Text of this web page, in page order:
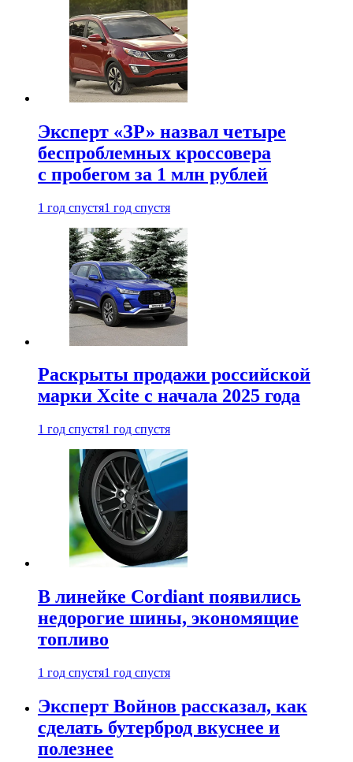
Эксперт «ЗР» назвал четыре
беспроблемных кроссовера
с пробегом за 1 млн рублей
1 год спустя1 год спустя
Раскрыты продажи российской
марки Xcite с начала 2025 года
1 год спустя1 год спустя
В линейке Cordiant появились
недорогие шины, экономящие
топливо
1 год спустя1 год спустя
Эксперт Войнов рассказал, как
сделать бутерброд вкуснее и
полезнее